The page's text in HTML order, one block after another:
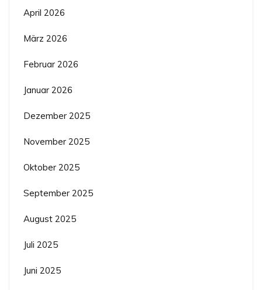
April 2026
März 2026
Februar 2026
Januar 2026
Dezember 2025
November 2025
Oktober 2025
September 2025
August 2025
Juli 2025
Juni 2025